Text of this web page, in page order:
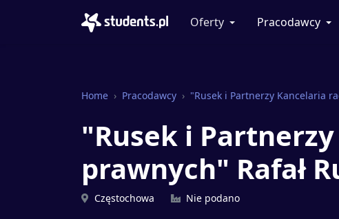
Oferty Pracodawcy
Home Pracodawcy "Rusek i Partnerzy Kancelaria
"Rusek i
prawnych" Rafał
Częstochowa Nie podano